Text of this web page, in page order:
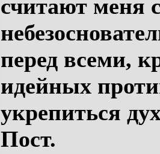
считают меня
перед всеми,
идейных
укрепиться
Пост.